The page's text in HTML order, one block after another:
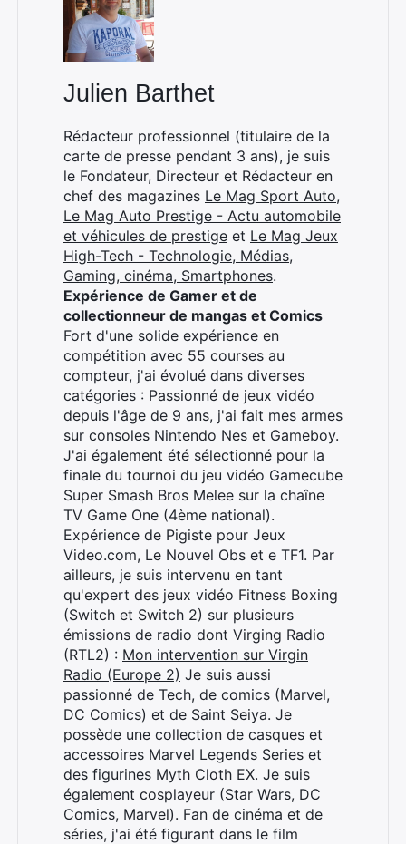
Julien Barthet
Rédacteur professionnel (titulaire de la
carte de presse pendant 3 ans), je suis
le Fondateur, Directeur et Rédacteur en
chef des magazines Le Mag Sport Auto,
Le Mag Auto Prestige - Actu automobile
et véhicules de prestige et Le Mag Jeux
High-Tech - Technologie, Médias,
Gaming, cinéma, Smartphones.
Expérience de Gamer et de
collectionneur de mangas et Comics
Fort d'une solide expérience en
compétition avec 55 courses au
compteur, j'ai évolué dans diverses
catégories : Passionné de jeux vidéo
depuis l'âge de 9 ans, j'ai fait mes armes
sur consoles Nintendo Nes et Gameboy.
J'ai également été sélectionné pour la
finale du tournoi du jeu vidéo Gamecube
Super Smash Bros Melee sur la chaîne
TV Game One (4ème national).
Expérience de Pigiste pour Jeux
Video.com, Le Nouvel Obs et e TF1. Par
ailleurs, je suis intervenu en tant
qu'expert des jeux vidéo Fitness Boxing
(Switch et Switch 2) sur plusieurs
émissions de radio dont Virging Radio
(RTL2) : Mon intervention sur Virgin
Radio (Europe 2) Je suis aussi
passionné de Tech, de comics (Marvel,
DC Comics) et de Saint Seiya. Je
possède une collection de casques et
accessoires Marvel Legends Series et
des figurines Myth Cloth EX. Je suis
également cosplayeur (Star Wars, DC
Comics, Marvel). Fan de cinéma et de
séries, j'ai été figurant dans le film
Rechercher